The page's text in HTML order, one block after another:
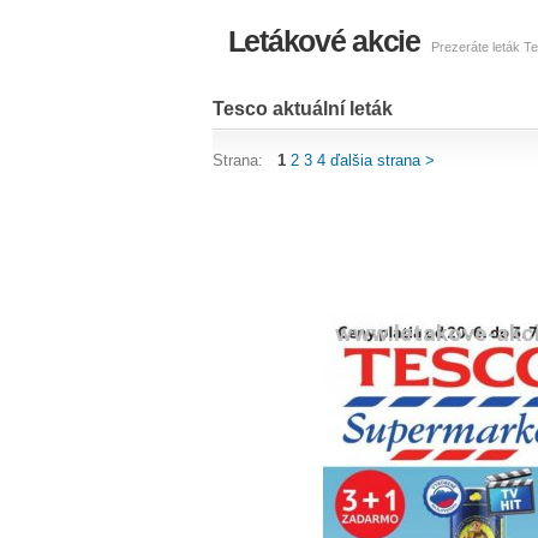
Letákové akcie Prezeráte leták
Tesco aktuální leták
Strana: 1 2 3 4 ďalšia strana >